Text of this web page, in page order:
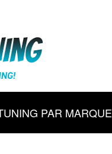
PAR MARQUE